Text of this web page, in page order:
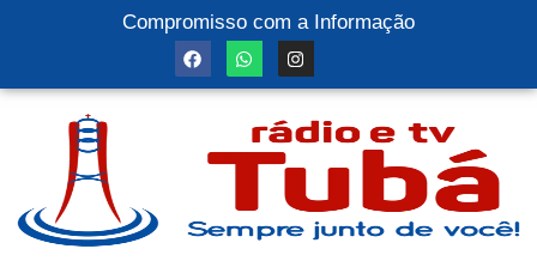
Compromisso com a Informação